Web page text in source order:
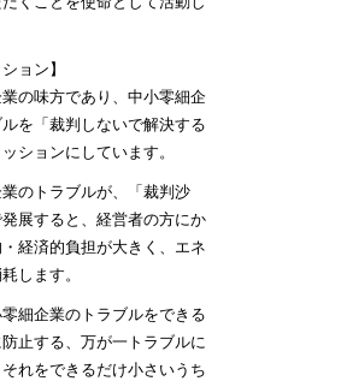
ョン】
の味方であり、中小零細企
を「裁判しないで解決する
ションにしています。
のトラブルが、「裁判沙
展すると、経営者の方にか
経済的負担が大きく、エネ
します。
細企業のトラブルをできる
止する、万が一トラブルに
れをできるだけ小さいうち